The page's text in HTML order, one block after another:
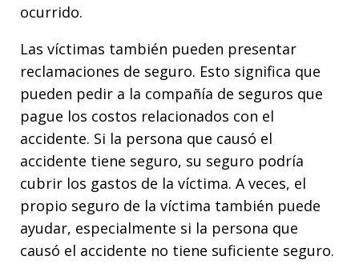
ocurrido.
Las víctimas también pueden presentar
reclamaciones de seguro. Esto significa que
pueden pedir a la compañía de seguros que
pague los costos relacionados con el
accidente. Si la persona que causó el
accidente tiene seguro, su seguro podría
cubrir los gastos de la víctima. A veces, el
propio seguro de la víctima también puede
ayudar, especialmente si la persona que
causó el accidente no tiene suficiente seguro.